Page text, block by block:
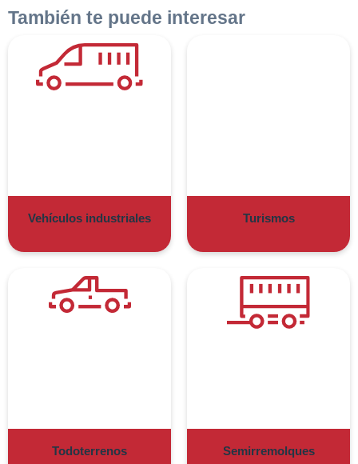
También te puede interesar
Vehículos industriales Turismos
Todoterrenos Semirremolques